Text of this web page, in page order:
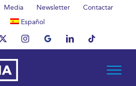
Media Newsletter
Contactar
Español
X InstagramMyBusinessLinkedInTiktok